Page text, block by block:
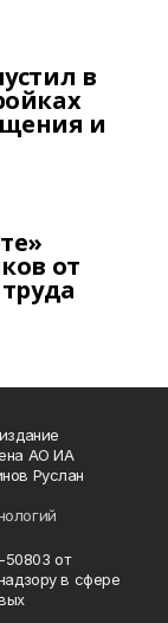
в
и
от
АО ИА
Руслан
от
в сфере